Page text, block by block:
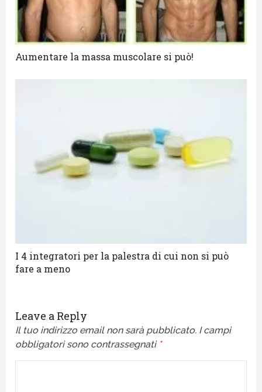
Aumentare la massa muscolare si può!
I 4 integratori per la palestra di cui non si può
fare a meno
Leave a Reply
Il tuo indirizzo email non sarà pubblicato. I campi
obbligatori sono contrassegnati *